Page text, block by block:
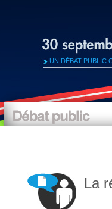
UN DÉBAT PUBLIC
La